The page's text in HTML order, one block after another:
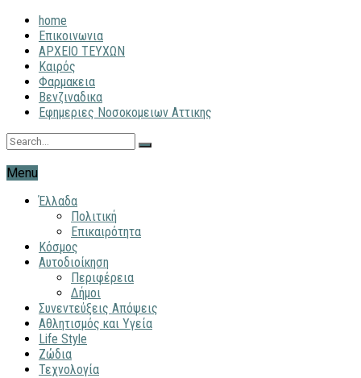
home
Επικοινωνια
ΑΡΧΕΙΟ ΤΕΥΧΩΝ
Καιρός
Φαρμακεια
Βενζιναδικα
Εφημεριες Νοσοκομειων Αττικης
Menu
Έλλαδα
Πολιτική
Επικαιρότητα
Κόσμος
Αυτοδιοίκηση
Περιφέρεια
Δήμοι
Συνεντεύξεις Απόψεις
Αθλητισμός και Υγεία
Life Style
Ζώδια
Τεχνολογία